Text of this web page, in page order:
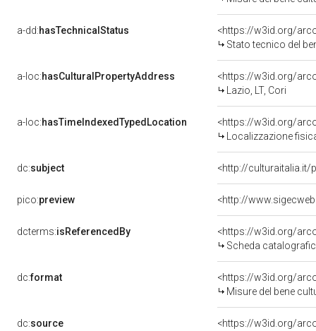
a-dd:hasTechnicalStatus
<https://w3id.org/
Stato tecnico del
a-loc:hasCulturalPropertyAddress
<https://w3id.org/
Lazio, LT, Cori
a-loc:hasTimeIndexedTypedLocation
<https://w3id.org/
Localizzazione
dc:subject <http://culturaitalia.it/
pico:preview
dcterms:isReferencedBy
<https://w3id.org/
Scheda
dc:format
<https://w3id.org/
Misure del bene
dc:source
<https://w3id.org/